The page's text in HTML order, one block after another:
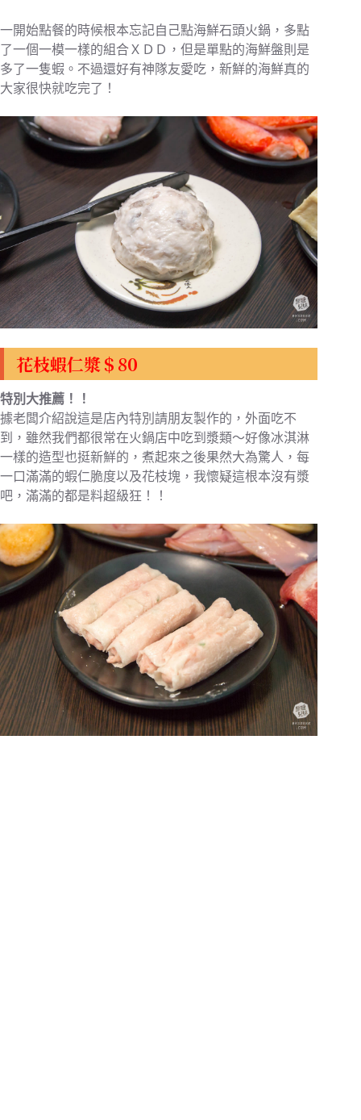
一開始點餐的時候根本忘記自己點海鮮石頭火鍋，多點
了一個一模一樣的組合ＸＤＤ，但是單點的海鮮盤則是
多了一隻蝦。不過還好有神隊友愛吃，新鮮的海鮮真的
大家很快就吃完了！
花枝蝦仁漿＄80
特別大推薦！！
據老闆介紹說這是店內特別請朋友製作的，外面吃不
到，雖然我們都很常在火鍋店中吃到漿類～好像冰淇淋
一樣的造型也挺新鮮的，煮起來之後果然大為驚人，每
一口滿滿的蝦仁脆度以及花枝塊，我懷疑這根本沒有漿
吧，滿滿的都是料超級狂！！